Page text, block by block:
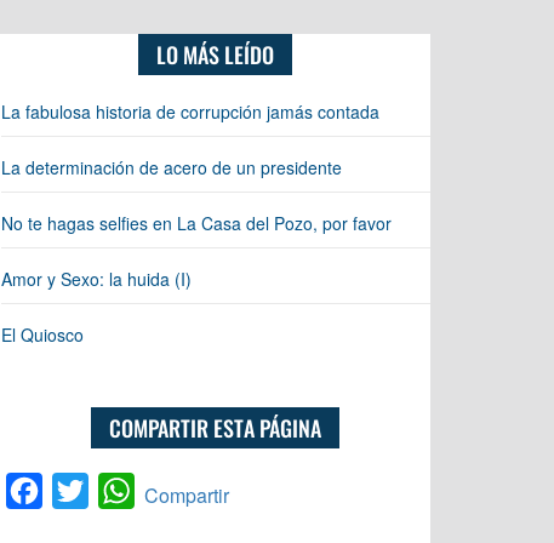
LO MÁS LEÍDO
La fabulosa historia de corrupción jamás contada
La determinación de acero de un presidente
No te hagas selfies en La Casa del Pozo, por favor
Amor y Sexo: la huida (I)
El Quiosco
COMPARTIR ESTA PÁGINA
Facebook
Twitter WhatsApp
Compartir